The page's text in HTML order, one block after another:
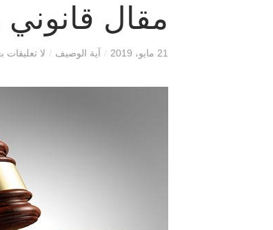
مقال
21 مايو، 2019 / آية الوصيف / لا تعليقات